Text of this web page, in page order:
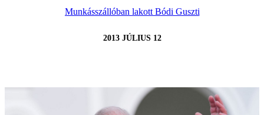
Munkásszállóban lakott Bódi Guszti
2013 JÚLIUS 12